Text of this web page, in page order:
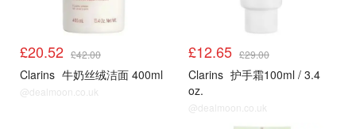
£20.52 £42.00
Clarins 牛奶丝绒洁面 400ml
@dealmoon.co.uk
£12.65 £29.00
Clarins 护手霜100ml / 3.4
oz.
@dealmoon.co.uk